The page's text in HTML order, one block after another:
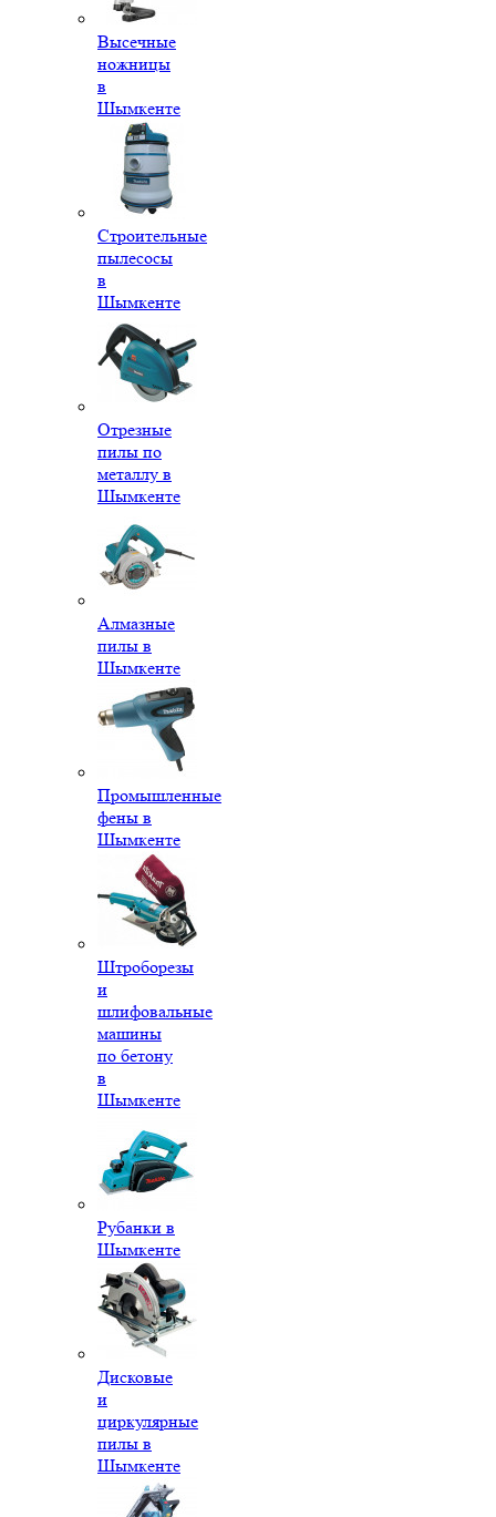
Высечные
ножницы
в
Шымкенте
Строительные
пылесосы
в
Шымкенте
Отрезные
пилы по
металлу в
Шымкенте
Алмазные
пилы в
Шымкенте
Промышленные
фены в
Шымкенте
Штроборезы
и
шлифовальные
машины
по бетону
в
Шымкенте
Рубанки в
Шымкенте
Дисковые
и
циркулярные
пилы в
Шымкенте